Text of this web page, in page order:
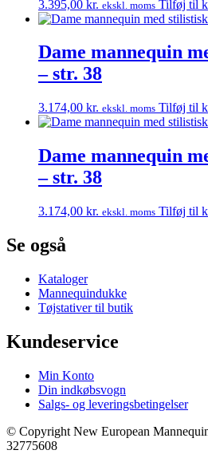
3.395,00 kr. ekskl. moms Tilføj til
Dame mannequin
– str. 38
3.174,00 kr. ekskl. moms Tilføj til
Dame mannequin
– str. 38
3.174,00 kr. ekskl. moms Tilføj til
Se også
Kataloger
Mannequindukke
Tøjstativer til butik
Kundeservice
Min Konto
Din indkøbsvogn
Salgs- og leveringsbetingelser
© Copyright New European
32775608